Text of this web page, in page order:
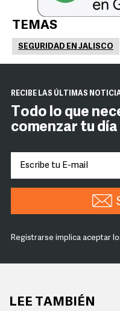
TEMAS
SEGURIDAD EN JALISCO
RECIBE LAS ÚLTIMAS
Todo lo que
comenzar tu día
Registrarse implica aceptar
LEE TAMBIÉN